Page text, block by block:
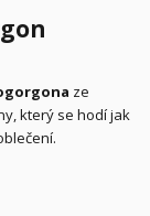
ze
který se hodí jak